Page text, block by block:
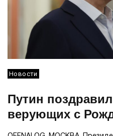
Новости
Путин
верующих с
Христовым